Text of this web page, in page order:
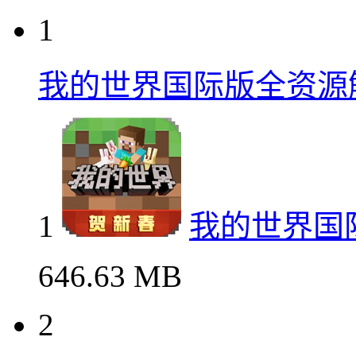
1
我的世界国际版全资
1
我的世界国
646.63 MB
2